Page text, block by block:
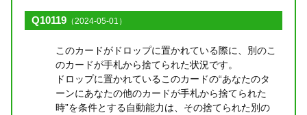
Q10119 （2024-05-01）
このカードがドロップに置かれている際に、別のこ
のカードが手札から捨てられた状況です。
ドロップに置かれているこのカードの“あなたのタ
ーンにあなたの他のカードが手札から捨てられた
時”を条件とする自動能力は、その捨てられた別の